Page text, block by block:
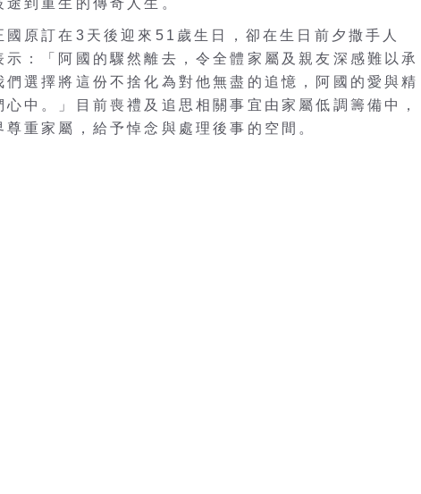
國原訂在3天後迎來51歲生日，卻在生日前夕撒手人
示：「阿國的驟然離去，令全體家屬及親友深感難以承
們選擇將這份不捨化為對他無盡的追憶，阿國的愛與精
中。」目前喪禮及追思相關事宜由家屬低調籌備中，
重家屬，給予悼念與處理後事的空間。